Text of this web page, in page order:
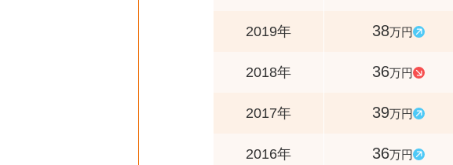
2019年 38万円
2018年 36万円
2017年 39万円
2016年 36万円